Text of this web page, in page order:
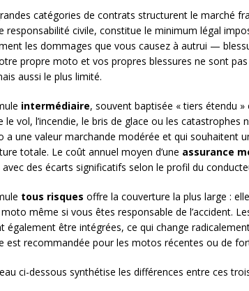
catégories de contrats structurent le marché
responsabilité civile, constitue le minimum légal
les dommages que vous causez à autrui —
propre moto et vos propres blessures ne sont
aussi le plus limité.
intermédiaire, souvent baptisée « tiers étendu
le vol, l’incendie, le bris de glace ou les catastrophes
a une valeur marchande modérée et qui souhaitent
totale. Le coût annuel moyen d’une assurance
avec des écarts significatifs selon le profil du
tous risques offre la couverture la plus large :
même si vous êtes responsable de l’accident.
également être intégrées, ce qui change
est recommandée pour les motos récentes ou de
ci-dessous synthétise les différences entre ces